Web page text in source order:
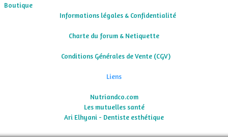
Boutique
Informations légales & Confidentialité​
Charte du forum & Netiquette
Conditions Générales de Vente (CGV)
Liens​
Nutriandco.com
Les mutuelles santé
Ari Elhyani - Dentiste esthétique